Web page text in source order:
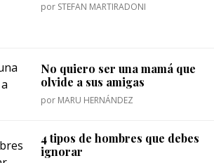
por STEFAN MARTIRADONI
No quiero ser una mamá que
olvide a sus amigas
por MARU HERNÁNDEZ
4 tipos de hombres que debes
ignorar